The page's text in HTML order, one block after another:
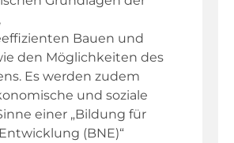
Bauen und
den Möglichkeiten des
Es werden zudem
und soziale
einer „Bildung für
(BNE)“